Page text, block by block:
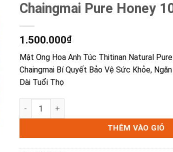
Chaingmai Pure Honey
1.500.000₫
Mật Ong Hoa Anh Túc Thitinan Natural
Chaingmai Bí Quyết Bảo Vệ Sức Khỏe,
Dài Tuổi Thọ
Mật Ong Hoa Anh Túc Thitinan - Chaingmai
THÊM VÀO GIỎ